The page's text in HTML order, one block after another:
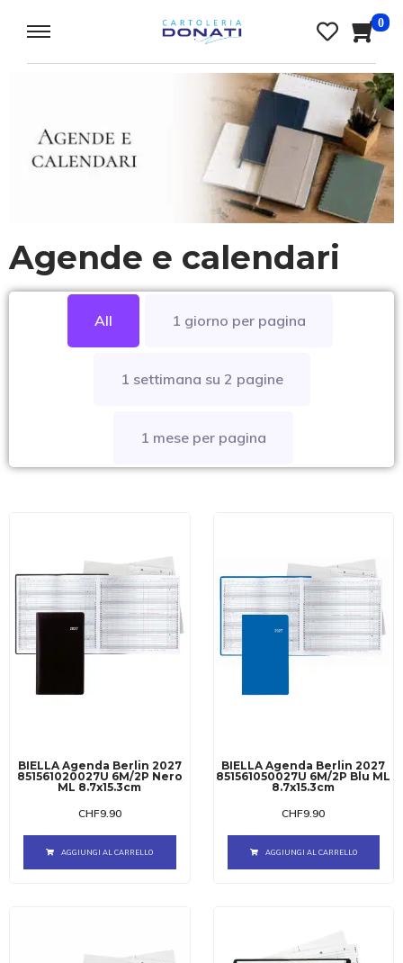
0
Agende e calendari
All 1 giorno per pagina
1 settimana su 2 pagine
1 mese per pagina
BIELLA Agenda Berlin 2027
851561020027U 6M/2P Nero
ML 8.7x15.3cm
CHF9.90
AGGIUNGI AL CARRELLO
BIELLA Agenda Berlin 2027
851561050027U 6M/2P Blu ML
8.7x15.3cm
CHF9.90
AGGIUNGI AL CARRELLO